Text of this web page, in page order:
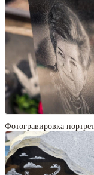
Фотогравировка
Аврора (Aurora)